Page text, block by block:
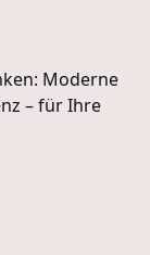
Moderne
– für Ihre